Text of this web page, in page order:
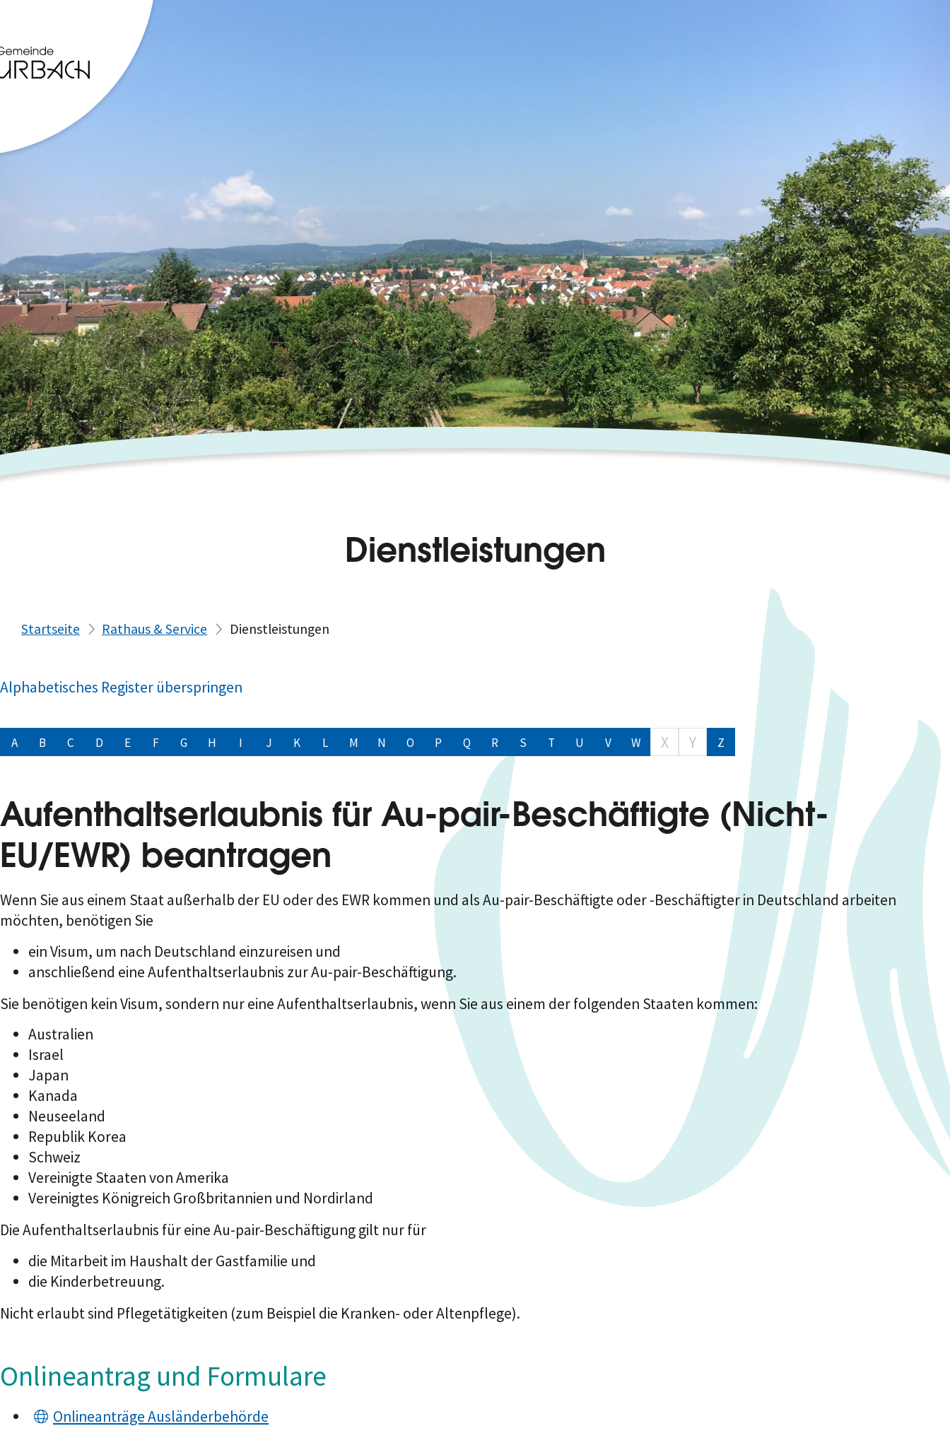
Dienstleistungen
Startseite Rathaus & Service Dienstleistungen
Alphabetisches Register überspringen
A B C D E F G H I J K L M N O P Q R S T U V W X Y Z
Aufenthaltserlaubnis für Au-pair-Beschäftigte (Nicht-
EU/EWR) beantragen
Wenn Sie aus einem Staat außerhalb der EU oder des EWR kommen und als Au-pair-Beschäftigte oder -Beschäftigter in Deutschland arbeiten
möchten, benötigen Sie
ein Visum, um nach Deutschland einzureisen und
anschließend eine Aufenthaltserlaubnis zur Au-pair-Beschäftigung.
Sie benötigen kein Visum, sondern nur eine Aufenthaltserlaubnis, wenn Sie aus einem der folgenden Staaten kommen:
Australien
Israel
Japan
Kanada
Neuseeland
Republik Korea
Schweiz
Vereinigte Staaten von Amerika
Vereinigtes Königreich Großbritannien und Nordirland
Die Aufenthaltserlaubnis für eine Au-pair-Beschäftigung gilt nur für
die Mitarbeit im Haushalt der Gastfamilie und
die Kinderbetreuung.
Nicht erlaubt sind Pflegetätigkeiten (zum Beispiel die Kranken- oder Altenpflege).
Onlineantrag und Formulare
Onlineanträge Ausländerbehörde